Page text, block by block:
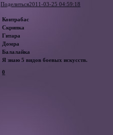
Поделиться2011-03-25 04:59:18
Контрабас
Скрипка
Гитара
Домра
Балалайка
Я знаю 5 видов боевых искусств.
0